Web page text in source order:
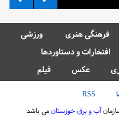
فرهنگی هنری
ورزشی
افتخارات و دستاوردها
عکس فیلم
RSS
آب و برق خوزستانمی باشد